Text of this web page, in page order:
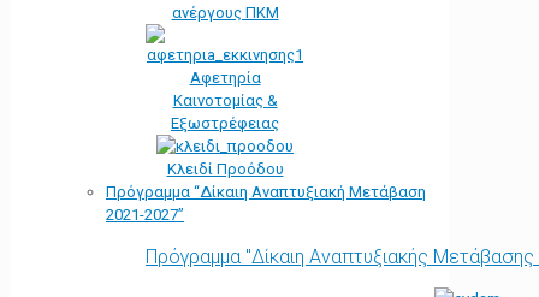
ανέργους ΠΚΜ
Αφετηρία
Kαινοτομίας &
Εξωστρέφειας
Κλειδί Προόδου
Πρόγραμμα “Δίκαιη Αναπτυξιακή Μετάβαση
2021-2027”
Πρόγραμμα "Δίκαιη Αναπτυξιακής